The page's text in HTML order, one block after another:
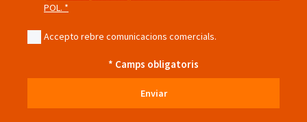
POL. *
Accepto rebre comunicacions comercials.
* Camps obligatoris
Enviar